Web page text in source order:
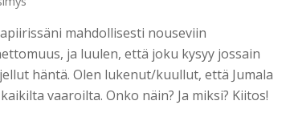
mahdollisesti nouseviin
ja luulen, että joku kysyy jossain
häntä. Olen lukenut/kuullut, että Jumala
vaaroilta. Onko näin? Ja miksi? Kiitos!